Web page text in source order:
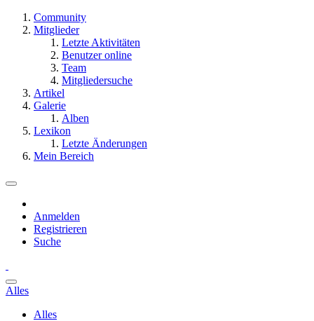
Community
Mitglieder
Letzte Aktivitäten
Benutzer online
Team
Mitgliedersuche
Artikel
Galerie
Alben
Lexikon
Letzte Änderungen
Mein Bereich
Anmelden
Registrieren
Suche
Alles
Alles